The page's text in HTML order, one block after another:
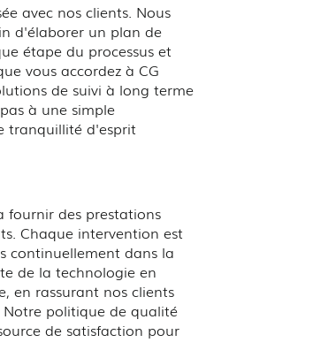
avec nos clients. Nous
d'élaborer un plan de
étape du processus et
vous accordez à CG
de suivi à long terme
à une simple
tranquillité d'esprit
fournir des prestations
Chaque intervention est
continuellement dans la
de la technologie en
en rassurant nos clients
Notre politique de qualité
de satisfaction pour